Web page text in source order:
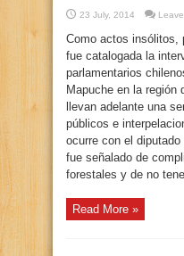
23 July, 2014
Como actos insólitos,
fue catalogada la
parlamentarios
Mapuche en la región
llevan adelante una
públicos e
ocurre con el
fue señalado de
forestales y de no
Read More »